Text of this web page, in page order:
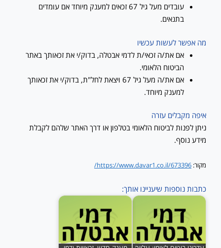
עובדים מעל גיל 67 זכאים למענק מיוחד אם עומדים
בתנאים.
מה אפשר לעשות עכשיו
אם את/ה זכאי/ת לדמי אבטלה, בדוק/י את זכאותך באתר
הביטוח הלאומי.
אם את/ה מעל גיל 67 ויצאת לחל"ת, בדוק/י את זכאותך
למענק מיוחד.
איפה מקבלים עזרה
ניתן לפנות לביטוח הלאומי בטלפון או דרך האתר שלהם לקבלת
מידע נוסף.
מקור: https://www.davar1.co.il/673396/
כתבות נוספות שיעניינו אותך: